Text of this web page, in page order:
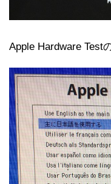
Apple Hardware Test